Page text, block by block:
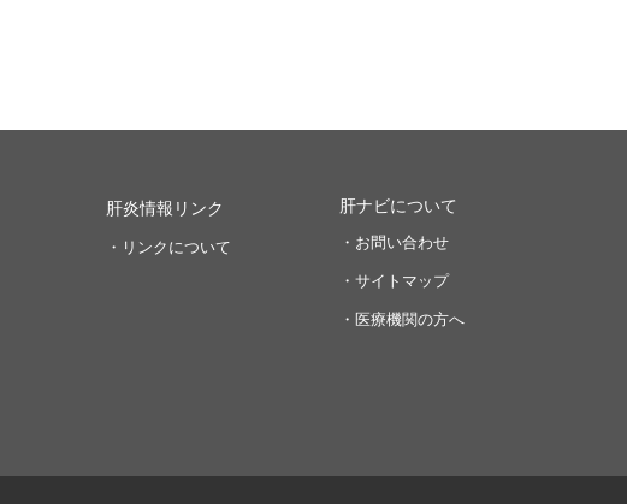
肝炎情報リンク
・リンクについて
肝ナビについて
・お問い合わせ
・サイトマップ
・医療機関の方へ